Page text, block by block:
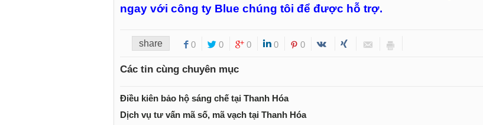
ngay với công ty Blue chúng tôi để được hỗ trợ.
share 0 0 0 0 0
Các tin cùng chuyên mục
Điều kiên bảo hộ sáng chế tại Thanh Hóa
Dịch vụ tư vấn mã số, mã vạch tại Thanh Hóa